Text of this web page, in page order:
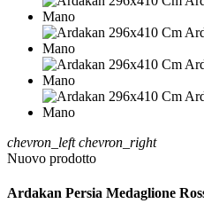
chevron_left chevron_right
Nuovo prodotto
Ardakan Persia Medaglione